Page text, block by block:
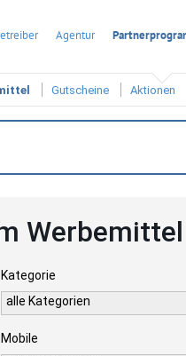
Agentur
Gutscheine Aktionen
Werbemittel
Kategorie
alle Kategorien
Mobile